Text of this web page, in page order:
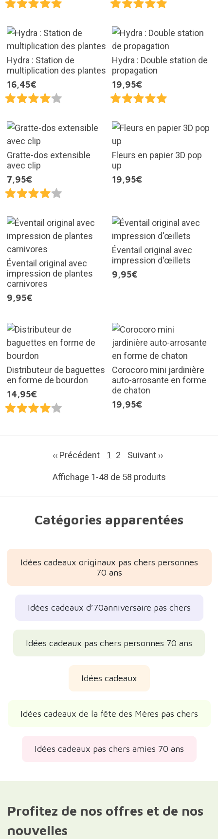
Hydra : Station de
multiplication des plantes
16,45€
Hydra : Double station de
propagation
19,95€
Gratte-dos extensible
avec clip
7,95€
Fleurs en papier 3D pop
up
19,95€
Éventail original avec
impression de plantes
carnivores
9,95€
Éventail original avec
impression d'œillets
9,95€
Distributeur de baguettes
en forme de bourdon
14,95€
Corocoro mini jardinière
auto-arrosante en forme
de chaton
19,95€
‹‹ Précédent 1 2 Suivant ››
Affichage 1-48 de 58 produits
Catégories apparentées
Idées cadeaux originaux pas chers personnes
70 ans
Idées cadeaux d’70anniversaire pas chers
Idées cadeaux pas chers personnes 70 ans
Idées cadeaux
Idées cadeaux de la fête des Mères pas chers
Idées cadeaux pas chers amies 70 ans
Profitez de nos offres et de nos
nouvelles